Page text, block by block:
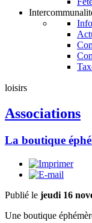
loisirs
Associations
La boutique
Publié le jeudi 16
Une boutique